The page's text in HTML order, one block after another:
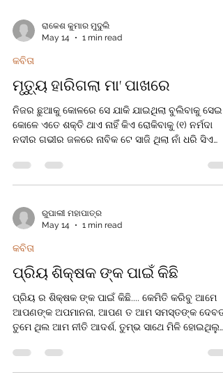
ଡାକି ପୁଣି ଅଭଡ଼ା ଖୁଆଏ।। ଅଧା ଗଢା ପୁଣି ମୁଁହ ବି କଳା ହସି
ହସି ପୁଣି କରେ ସେ ଲୀଳା।। ସହସ୍ର ଭକ୍ତ କୁ ପାଖକୁ ଡାକି
ଦୂର କରେ ତା ନେତ ଢାଙ୍କି।। ଆଷାଢ଼ ଆସିଲେ
ରାକେଶ କୁମାର ମୁଦୁଲି
May 14
1 min read
କବିତା
ମୃତ୍ୟୁ ହାରିଗଲା ମା' ପାଖରେ
ନିଜର ଛୁଆକୁ କୋଳରେ ସେ ଯାକି ଯାଇଥିଲା ବୁଲିବାକୁ ସେଇ ମା
କୋଳେ ଏତେ ଶକ୍ତି ଥାଏ ନାହିଁ କିଏ ରୋକିବାକୁ (୧) ନର୍ମଦା
ନଦୀର ଗଭୀର ଜଳରେ ନାବିକ ଟେ ସାଜି ଥିଲା ନାଁ ଧରି ସିଏ
ଖାତିରି ନ କରି ଧରିଥିଲା ତାର ପୁଅକୁ ଶେଷ ଯାଏ ତାକୁ ଛାଡ଼ି ସେ
ନଥିଲା ଧନ୍ୟ କୁହ ସେଇ ମାଆକୁ (୩) ମୃତ୍ୟୁ ବି ହାରିଲା ତା ପାଖେ
କୋଳେଇ ରଖିଛି ଭାଗେ (୪) ଚାରି ବର
ରୁପାଲୀ ମହାପାତ୍ର
May 14
1 min read
କବିତା
ପ୍ରିୟ ଶିକ୍ଷକ ଙ୍କ ପାଇଁ କିଛି
ପ୍ରିୟ ର ଶିକ୍ଷକ ଙ୍କ ପାଇଁ କିଛି.... କେମିତି କରିବୁ ଆମେ
ଆପଣଙ୍କ ଅପମାନନା, ଆପଣ ତ ଆମ ସମସ୍ତଙ୍କ
ତୁମେ ଥିଲ ଆମ ନୀତି ଆଦର୍ଶ, ତୁମ୍ଭ ସାଥେ ମିଳି ହୋଇଥିଲୁ
ଭୁଲିବୁ ଆମେ ସେହି ଅଭୁଲା ଦିନ। ଆପଣ ନଥିଲେ ଖାଲି ଆମ
ପ୍ରିୟ ଶିକ୍ଷକ, ଆପଣ ଥିଲେ ଆମ ଭଗବାନ ସଦୃଶ।